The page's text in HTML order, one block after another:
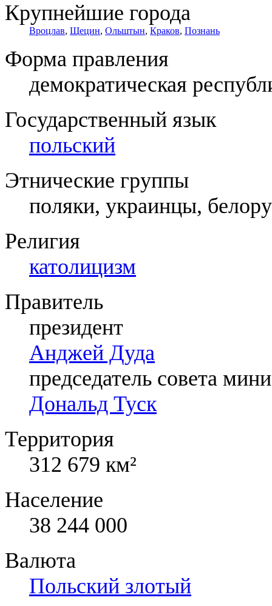
Крупнейшие города
Вроцлав, Щецин, Ольштын, Краков, Познань
Форма правления
демократическая
Государственный язык
польский
Этнические группы
поляки, украинцы,
Религия
католицизм
Правитель
президент
Анджей Дуда
председатель совета
Дональд Туск
Территория
312 679 км²
Население
38 244 000
Валюта
Польский злотый